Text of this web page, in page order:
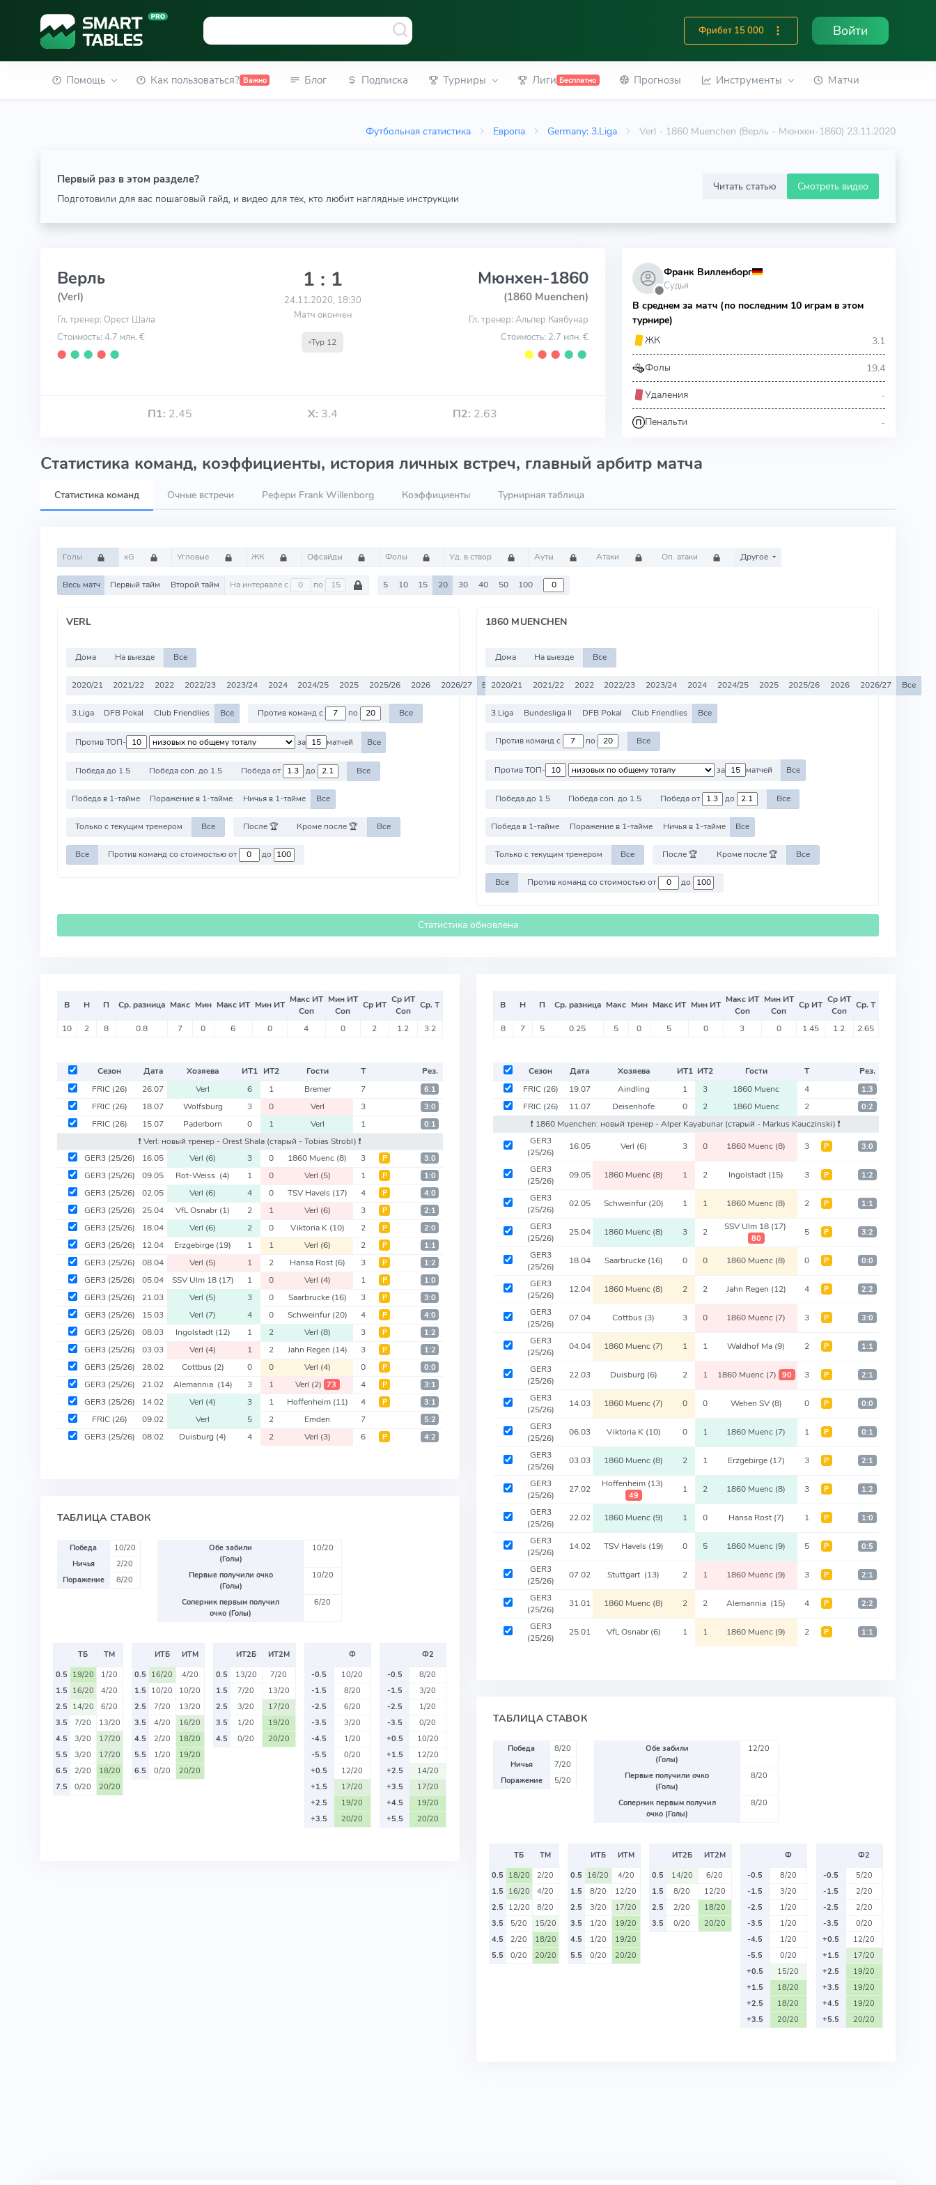
Фрибет 15 000 Войти
Помощь Как пользоваться? Важно Блог Подписка Турниры Лиги Бесплатно Прогнозы Инструменты Матчи
Футбольная статистика Европа Germany: 3.Liga Verl - 1860 Muenchen (Верль - Мюнхен-1860) 23.11.2020
Первый раз в этом разделе?
Подготовили для вас пошаговый гайд, и видео для тех, кто любит наглядные инструкции
Читать статью Смотреть видео
Верль
(Verl)
Гл. тренер: Орест Шала
Стоимость: 4.7 млн. €
⬤ ⬤ ⬤ ⬤ ⬤
1 : 1
24.11.2020, 18:30
Матч окончен
Тур 12
Мюнхен-1860
(1860 Muenchen)
Гл. тренер: Альпер Каябунар
Стоимость: 2.7 млн. €
⬤ ⬤ ⬤ ⬤ ⬤
П1: 2.45 Х: 3.4 П2: 2.63
⬤
Франк Вилленборг
Судья
В среднем за матч (по последним 10 играм в этом
турнире)
ЖК
3.1
Фолы 19.4
Удаления -
Пенальти -
Статистика команд, коэффициенты, история личных встреч, главный арбитр матча
Статистика команд Очные встречи Рефери Frank Willenborg Коэффициенты Турнирная таблица
Голы xG Угловые ЖК Офсайды Фолы Уд. в створ Ауты Атаки Оп. атаки Другое
Весь матч Первый тайм Второй тайм На интервале с по 5 10 15 20 30 40 50 100
VERL
Дома На выезде Все
2020/21 2021/22 2022 2022/23 2023/24 2024 2024/25 2025 2025/26 2026 2026/27 Все
3.Liga DFB Pokal Club Friendlies Все Против команд с по Все
Против ТОП- за матчей Все
Победа до 1.5 Победа соп. до 1.5 Победа от до Все
Победа в 1-тайме Поражение в 1-тайме Ничья в 1-тайме Все
Только с текущим тренером Все После 🏆 Кроме после 🏆 Все
Все Против команд со стоимостью от до
1860 MUENCHEN
Дома На выезде Все
2020/21 2021/22 2022 2022/23 2023/24 2024 2024/25 2025 2025/26 2026 2026/27 Все
3.Liga Bundesliga II DFB Pokal Club Friendlies Все
Против команд с по Все
Против ТОП- за матчей Все
Победа до 1.5 Победа соп. до 1.5 Победа от до Все
Победа в 1-тайме Поражение в 1-тайме Ничья в 1-тайме Все
Только с текущим тренером Все После 🏆 Кроме после 🏆 Все
Все Против команд со стоимостью от до
Статистика обновлена
В Н П Ср. разница Макс Мин Макс ИТ Мин ИТ Макс ИТ
Соп
Мин ИТ
Соп
Ср ИТ Ср ИТ
Соп
Ср. Т
10 2 8 0.8 7 0 6 0 4 0 2 1.2 3.2
Сезон Дата Хозяева ИТ1 ИТ2 Гости Т
Рез.
FRIC (26) 26.07 Verl 6 1 Bremer 7 6:1
FRIC (26) 18.07 Wolfsburg 3 0 Verl 3 3:0
FRIC (26) 15.07 Paderborn 0 1 Verl 1 0:1
❗️ Verl: новый тренер - Orest Shala (старый - Tobias Strobl) ❗️
GER3 (25/26) 16.05 Verl (6) 3 0 1860 Muenc (8) 3 Р 3:0
GER3 (25/26) 09.05 Rot-Weiss (4) 1 0 Verl (5) 1 Р 1:0
GER3 (25/26) 02.05 Verl (6) 4 0 TSV Havels (17) 4 Р 4:0
GER3 (25/26) 25.04 VfL Osnabr(1) 2 1 Verl (6) 3 Р 2:1
GER3 (25/26) 18.04 Verl (6) 2 0 Viktoria K (10) 2 Р 2:0
GER3 (25/26) 12.04 Erzgebirge (19) 1 1 Verl (6) 2 Р 1:1
GER3 (25/26) 08.04 Verl (5) 1 2 Hansa Rost (6) 3 Р 1:2
GER3 (25/26) 05.04 SSV Ulm 18 (17) 1 0 Verl (4) 1 Р 1:0
GER3 (25/26) 21.03 Verl (5) 3 0 Saarbrucke (16) 3 Р 3:0
GER3 (25/26) 15.03 Verl (7) 4 0 Schweinfur(20) 4 Р 4:0
GER3 (25/26) 08.03 Ingolstadt (12) 1 2 Verl (8) 3 Р 1:2
GER3 (25/26) 03.03 Verl (4) 1 2 Jahn Regen (14) 3 Р 1:2
GER3 (25/26) 28.02 Cottbus (2) 0 0 Verl (4) 0 Р 0:0
GER3 (25/26) 21.02 Alemannia (14) 3 1 Verl (2) 73 4 Р 3:1
GER3 (25/26) 14.02 Verl (4) 3 1 Hoffenheim (11) 4 Р 3:1
FRIC (26) 09.02 Verl 5 2 Emden 7 5:2
GER3 (25/26) 08.02 Duisburg (4) 4 2 Verl (3) 6 Р 4:2
ТАБЛИЦА СТАВОК
Победа
10/20
Ничья
2/20
Поражение
8/20
Обе забили
(Голы)
10/20
Первые получили очко
(Голы)
10/20
Соперник первым получил
очко (Голы)
6/20
ТБ
ТМ
0.5 19/20
1/20
1.5 16/20
4/20
2.5 14/20
6/20
3.5
7/20
13/20
4.5
3/20
17/20
5.5
3/20
17/20
6.5
2/20
18/20
7.5
0/20 20/20
ИТБ
ИТМ
0.5 16/20
4/20
1.5 10/20
10/20
2.5
7/20
13/20
3.5
4/20
16/20
4.5
2/20
18/20
5.5
1/20
19/20
6.5
0/20 20/20
ИТ2Б
ИТ2М
0.5
13/20
7/20
1.5
7/20
13/20
2.5
3/20
17/20
3.5
1/20
19/20
4.5
0/20 20/20
Ф
-0.5
10/20
-1.5
8/20
-2.5
6/20
-3.5
3/20
-4.5
1/20
-5.5
0/20
+0.5
12/20
+1.5
17/20
+2.5
19/20
+3.5
20/20
Ф2
-0.5
8/20
-1.5
3/20
-2.5
1/20
-3.5
0/20
+0.5
10/20
+1.5
12/20
+2.5
14/20
+3.5
17/20
+4.5
19/20
+5.5
20/20
В Н П Ср. разница Макс Мин Макс ИТ Мин ИТ Макс ИТ
Соп
Мин ИТ
Соп
Ср ИТ Ср ИТ
Соп
Ср. Т
8 7 5 0.25 5 0 5 0 3 0 1.45 1.2 2.65
Сезон Дата Хозяева ИТ1 ИТ2 Гости Т
Рез.
FRIC (26) 19.07 Aindling 1 3 1860 Muenc 4 1:3
FRIC (26) 11.07 Deisenhofe 0 2 1860 Muenc 2 0:2
❗️ 1860 Muenchen: новый тренер - Alper Kayabunar(старый - Markus Kauczinski) ❗️
GER3
(25/26)
16.05 Verl (6) 3 0 1860 Muenc (8) 3 Р 3:0
GER3
(25/26)
09.05 1860 Muenc (8) 1 2 Ingolstadt (15) 3 Р 1:2
GER3
(25/26)
02.05 Schweinfur(20) 1 1 1860 Muenc (8) 2 Р 1:1
GER3
(25/26)
25.04 1860 Muenc (8) 3 2 SSV Ulm 18 (17)
80
5 Р 3:2
GER3
(25/26)
18.04 Saarbrucke (16) 0 0 1860 Muenc (8) 0 Р 0:0
GER3
(25/26)
12.04 1860 Muenc (8) 2 2 Jahn Regen (12) 4 Р 2:2
GER3
(25/26)
07.04 Cottbus (3) 3 0 1860 Muenc (7) 3 Р 3:0
GER3
(25/26)
04.04 1860 Muenc (7) 1 1 Waldhof Ma (9) 2 Р 1:1
GER3
(25/26)
22.03 Duisburg (6) 2 1 1860 Muenc (7) 90 3 Р 2:1
GER3
(25/26)
14.03 1860 Muenc (7) 0 0 Wehen SV (8) 0 Р 0:0
GER3
(25/26)
06.03 Viktoria K (10) 0 1 1860 Muenc (7) 1 Р 0:1
GER3
(25/26)
03.03 1860 Muenc (8) 2 1 Erzgebirge (17) 3 Р 2:1
GER3
(25/26)
27.02 Hoffenheim (13)
49
1 2 1860 Muenc (8) 3 Р 1:2
GER3
(25/26)
22.02 1860 Muenc (9) 1 0 Hansa Rost (7) 1 Р 1:0
GER3
(25/26)
14.02 TSV Havels (19) 0 5 1860 Muenc (9) 5 Р 0:5
GER3
(25/26)
07.02 Stuttgart (13) 2 1 1860 Muenc (9) 3 Р 2:1
GER3
(25/26)
31.01 1860 Muenc (8) 2 2 Alemannia (15) 4 Р 2:2
GER3
(25/26)
25.01 VfL Osnabr(6) 1 1 1860 Muenc (9) 2 Р 1:1
ТАБЛИЦА СТАВОК
Победа
8/20
Ничья
7/20
Поражение
5/20
Обе забили
(Голы)
12/20
Первые получили очко
(Голы)
8/20
Соперник первым получил
очко (Голы)
8/20
ТБ
ТМ
0.5 18/20
2/20
1.5 16/20
4/20
2.5 12/20
8/20
3.5
5/20
15/20
4.5
2/20
18/20
5.5
0/20 20/20
ИТБ
ИТМ
0.5 16/20
4/20
1.5
8/20
12/20
2.5
3/20
17/20
3.5
1/20
19/20
4.5
1/20
19/20
5.5
0/20 20/20
ИТ2Б
ИТ2М
0.5
14/20
6/20
1.5
8/20
12/20
2.5
2/20
18/20
3.5
0/20 20/20
Ф
-0.5
8/20
-1.5
3/20
-2.5
1/20
-3.5
1/20
-4.5
1/20
-5.5
0/20
+0.5
15/20
+1.5
18/20
+2.5
18/20
+3.5
20/20
Ф2
-0.5
5/20
-1.5
2/20
-2.5
2/20
-3.5
0/20
+0.5
12/20
+1.5
17/20
+2.5
19/20
+3.5
19/20
+4.5
19/20
+5.5
20/20